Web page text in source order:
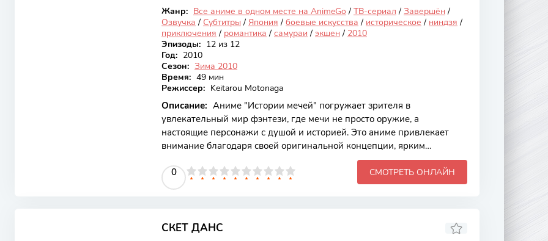
Жанр: Все аниме в одном месте на AnimeGo / ТВ-сериал / Завершён /
Озвучка / Субтитры / Япония / боевые искусства / историческое / ниндзя /
приключения / романтика / самураи / экшен / 2010
Эпизоды: 12 из 12
Год: 2010
Сезон: Зима 2010
Время: 49 мин
Режиссер: Keitarou Motonaga
Описание: Аниме "Истории мечей" погружает зрителя в
увлекательный мир фэнтези, где мечи не просто оружие, а
настоящие персонажи с душой и историей. Это аниме привлекает
внимание благодаря своей оригинальной концепции, ярким
персонажам и захватывающим сражениям, сочетая элементы
приключений, драмы и магии. Основная идея заключается в том, что
каждый меч обладает уникальной историей, и их владельцы должны
где мечи наделены особыми свойствами и могут
0
4 5 6 7 8 9 10 СМОТРЕТЬ ОНЛАЙН
СКЕТ ДАНС